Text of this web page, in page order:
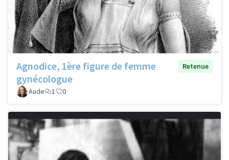
Agnodice, 1ère figure de femme
gynécologue
Retenue
Aude 1 0